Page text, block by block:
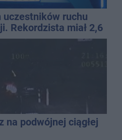
ruchu
Rekordzista miał 2,6
na podwójnej ciągłej